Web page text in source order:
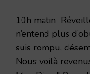
10h matin
n’entend plus
suis rompu,
Nous voilà